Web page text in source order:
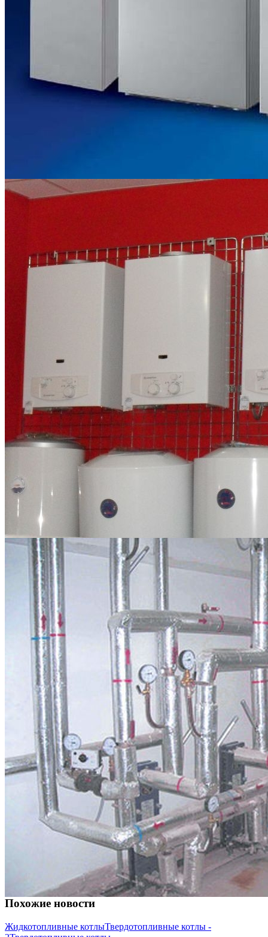
Похожие новости
Жидкотопливные котлыТвердотопливные котлы -